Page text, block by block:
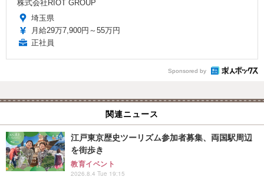
株式会社RIOT GROUP
埼玉県
月給29万7,900円～55万円
正社員
Sponsored by
関連ニュース
江戸東京歴史ツーリズム参加者募集、両国駅周辺
を街歩き
教育イベント
2026.8.4 Tue 19:15